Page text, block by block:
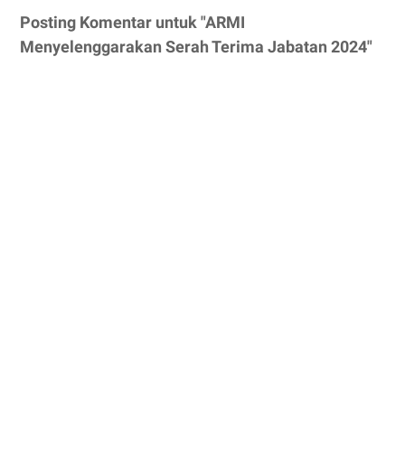
Posting Komentar untuk "ARMI
Menyelenggarakan Serah Terima Jabatan 2024"